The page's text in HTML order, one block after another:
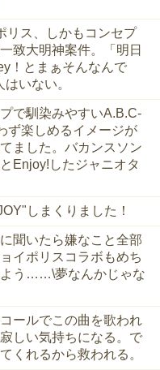
リス、しかもコンセプ
致大明神案件。「明日
！とまぁそんなんで
いない。
で馴染みやすいA.B.C-
ず楽しめるイメージが
ました。バカンスソン
Enjoy!したジャニオタ
しまくりました！
聞いたら嫌なこと全部
イポリスコラボもめち
う……\夢なんかじゃな
ールでこの曲を歌われ
しい気持ちになる。で
くれるから救われる。